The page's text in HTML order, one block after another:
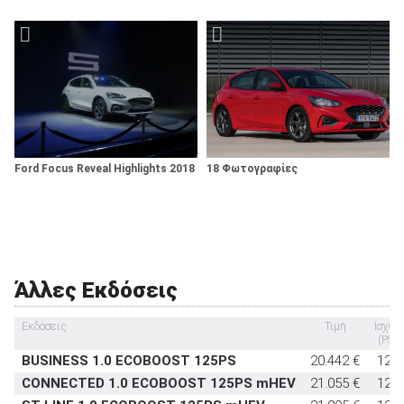
Υποδοχή παιδικού καθίσματος ISOFIX
στάνταρντ
Σύστημα αναγνώρισης οδικών σημάτων
-
Σύστημα αυτόματου παρκαρίσματος
-
Ford Focus Reveal Highlights 2018 18 Φωτογραφίες
Άλλες Εκδόσεις
Εκδόσεις Τιμή
Ισχύς
(PS)
BUSINESS 1.0 ECOBOOST 125PS 20.442 €
125
CONNECTED 1.0 ECOBOOST 125PS mHEV
21.055 €
125